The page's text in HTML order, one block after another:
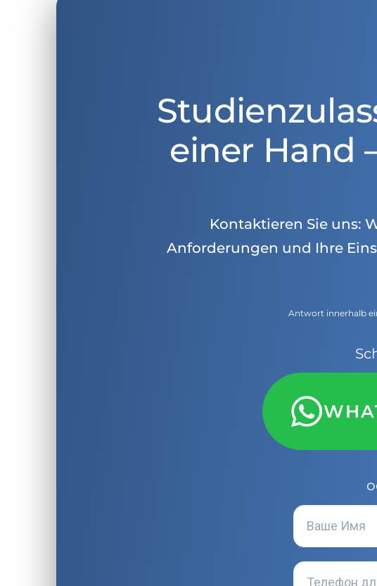
einer Hand
Kontaktieren Sie uns:
Anforderungen und Ihre
Antwort innerhalb